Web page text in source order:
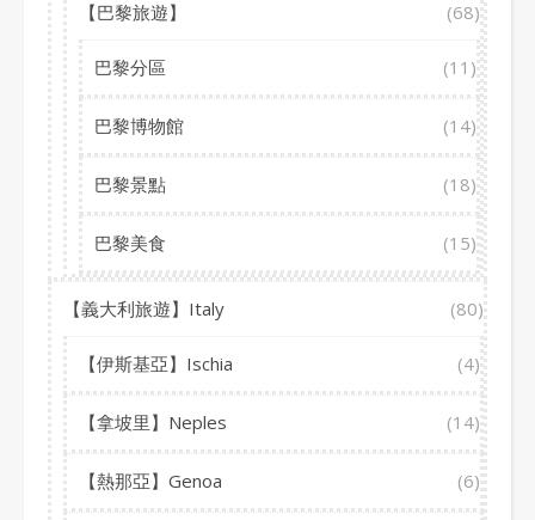
【巴黎旅遊】 (68)
巴黎分區 (11)
巴黎博物館 (14)
巴黎景點 (18)
巴黎美食 (15)
【義大利旅遊】Italy (80)
【伊斯基亞】Ischia (4)
【拿坡里】Neples (14)
【熱那亞】Genoa (6)